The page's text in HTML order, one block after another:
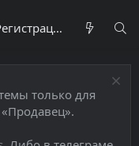
Регистрация
только для